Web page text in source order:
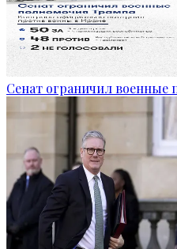
Сенат ограничил военные